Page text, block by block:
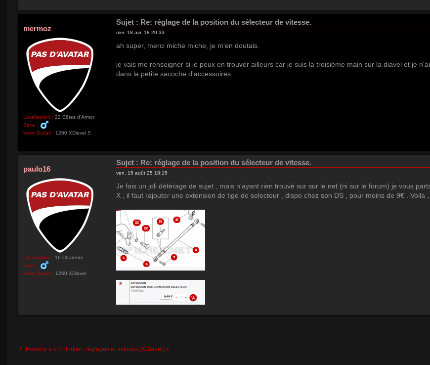
mermoz
Localisation : 22 Côtes d'Armor
Sexe :
Votre Ducati : 1260 XDiavel S
Sujet : Re: réglage de la position du sélecteur de vitesse.
mer. 18 avr. 18 20:33
ah super, merci miche miche, je m'en doutais.
je vais me renseigner si je peux en trouver ailleurs car je suis la troisième main sur la diavel et je
dans la petite sacoche d'accessoires.
paulo16
Localisation : 16 Charente
Sexe :
Votre Ducati : 1260 XDiavel
Sujet : Re: réglage de la position du sélecteur de vitesse.
ven. 15 août 25 18:15
Je fais un joli détérage de sujet , mais n'ayant rien trouvé sur sur le net (ni sur le forum) je vous
X , il faut rajouter une extension de tige de selecteur , dispo chez son DS , pour moins de 9€ . Voila ,
Revenir à « Entretien, réglages et astuces (XDiavel) »